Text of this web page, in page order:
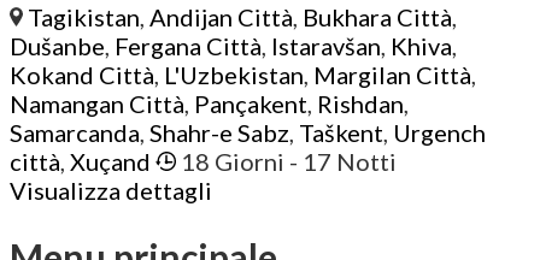
Tagikistan,Andijan Città, Bukhara Città,
Dušanbe, Fergana Città, Istaravšan, Khiva,
Kokand Città, L'Uzbekistan, Margilan Città,
Namangan Città, Pançakent, Rishdan,
Samarcanda, Shahr-e Sabz, Taškent, Urgench
città, Xuçand 18 Giorni - 17 Notti
Visualizza dettagli